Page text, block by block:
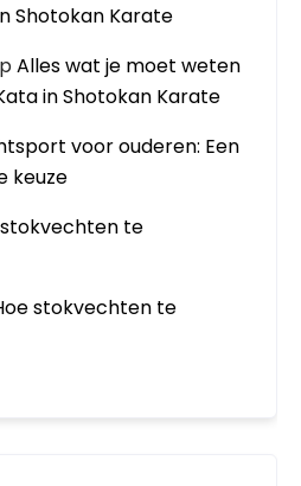
Shotokan Karate
Alles wat je moet weten
in Shotokan Karate
voor ouderen: Een
keuze
te
stokvechten te